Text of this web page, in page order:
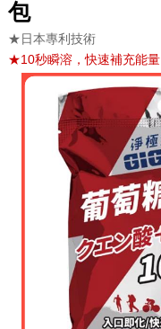
包
★日本專利技術
★10秒瞬溶，快速補充能量